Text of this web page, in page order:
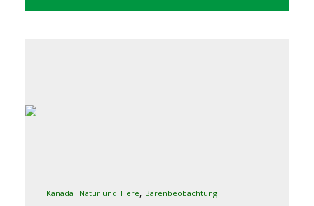
Kanada Natur und Tiere, Bärenbeobachtung